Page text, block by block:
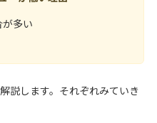
が多い
説します。それぞれみていき